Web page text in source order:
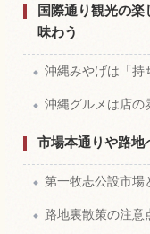
国際通り観光の楽
味わう
沖縄みやげは「持
沖縄グルメは店の
市場本通りや路地
第一牧志公設市場
路地裏散策の注意